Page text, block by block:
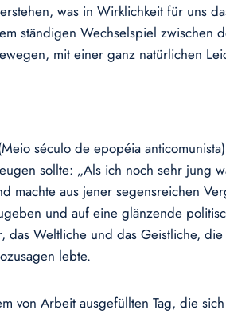
was in Wirklichkeit für uns
ständigen Wechselspiel zwischen
mit einer ganz natürlichen
século de epopéia
sollte: „Als ich noch sehr jung
aus jener segensreichen
und auf eine glänzende
Weltliche und das Geistliche,
lebte.
von Arbeit ausgefüllten Tag, die